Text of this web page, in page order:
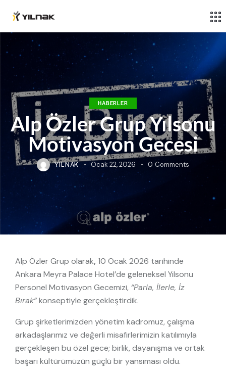
HABERLER
Alp Özler Grup Yılsonu
Motivasyon Gecesi
YILNAK Ocak 22, 2026 0 Comments
Alp Özler Grup olarak, 10 Ocak 2026 tarihinde
Ankara Meyra Palace Hotel’de geleneksel Yılsonu
Personel Motivasyon Gecemizi, “Parla, İlerle, İz
Bırak”konseptiyle gerçekleştirdik.
Grup şirketlerimizden yönetim kadromuz, çalışma
arkadaşlarımız ve değerli misafirlerimizin katılımıyla
gerçekleşen bu özel gece; birlik, dayanışma ve ortak
başarı kültürümüzün güçlü bir yansıması oldu.